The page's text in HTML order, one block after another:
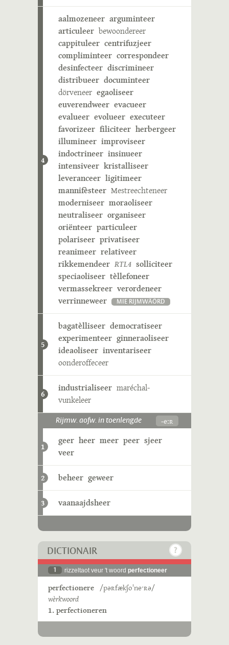
4
aalmozeneer arguminteer
articuleer bewoondereer
cappituleer centrifuzjeer
compliminteer correspondeer
desinfecteer discrimineer
distribueer documinteer
dörveneer egaoliseer
euverendweer evacueer
evalueer evolueer executeer
favorizeer filiciteer herbergeer
illumineer improviseer
indoctrineer insinueer
intensiveer kristalliseer
leveranceer ligitimeer
mannifèsteer Mestreechteneer
moderniseer moraoliseer
neutraliseer organiseer
oriënteer particuleer
polariseer privatiseer
reanimeer relativeer
rikkemendeer RTL4 solliciteer
speciaoliseer tèllefoneer
vermassekreer verordeneer
verrinneweer
MIE RIJMWÄÖRD
5
bagatèlliseer democratiseer
experimenteer ginneraoliseer
ideaoliseer inventariseer
oonderoffeceer
6
industrialiseer maréchal-
vunkeleer
Rijmw. aofw. in toenlengde -eːʀ
1
geer heer meer peer sjeer
veer
2 beheer geweer
3 vaanaajdsheer
DICTIONAIR
1 rizzeltaot veur 't woord perfectioneer
perfectionere /pəʀfækʃoˈneˑʀə/
wèrkwoord
1. perfectioneren